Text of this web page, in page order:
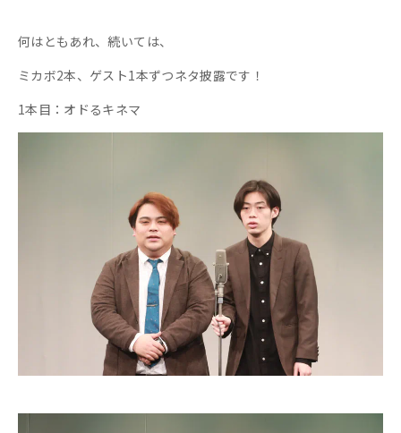
何はともあれ、続いては、
ミカボ2本、ゲスト1本ずつネタ披露です！
1本目：オドるキネマ